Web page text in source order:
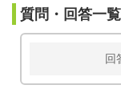
質問・回答一覧
回